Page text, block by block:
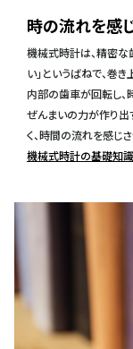
時の流れを感
機械式時計は、精密な
い」というばねで、巻
内部の歯車が回転し、
ぜんまいの力が作り出
く、時間の流れを感じ
機械式時計の基礎知